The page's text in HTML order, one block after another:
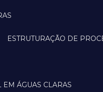
ESTRUTURAÇÃO DE
EM ÁGUAS CLARAS